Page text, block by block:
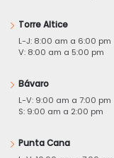
Torre Altice
L-J: 8:00 am a 6:00 pm
V: 8:00 am a 5:00 pm
Bávaro
L-V: 9:00 am a 7:00 pm
S: 9:00 am a 2:00 pm
Punta Cana